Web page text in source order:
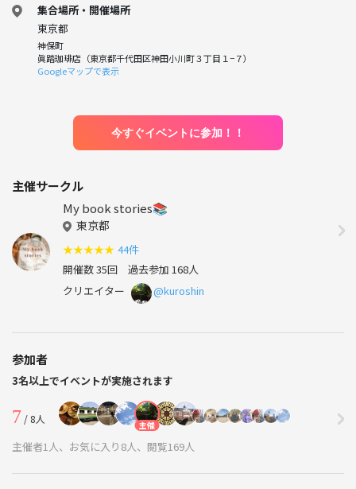
集合場所・開催場所
東京都
神保町
眞踏珈琲店（東京都千代田区神田小川町３丁目１−７）
Googleマップで表示
今すぐイベントに参加！！
主催サークル
My book stories📚
東京都
★★★★★ 44件
開催数 35回 過去参加 168人
クリエイター
@kuroshin
参加者
3名以上でイベントが実施されます
7/ 8人 主催
主催者1人、お気に入り8人、閲覧169人